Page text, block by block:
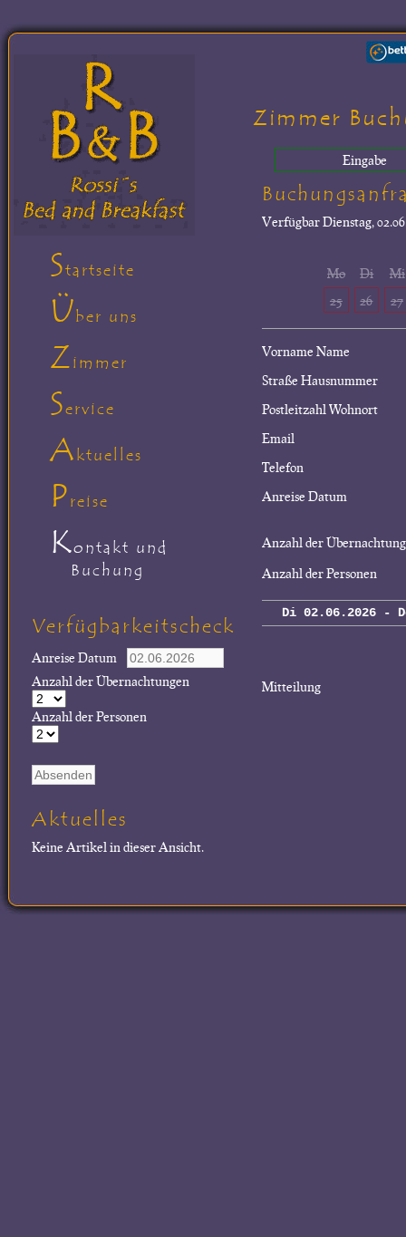
Zimmer
Eingabe
VerfügbarDienstag,
Mo
25
Di
26
Mi
27
Vorname Name
Straße Hausnummer
Postleitzahl Wohnort
Email
Telefon
Anreise Datum
Anzahl der
Anzahl der Personen
Di 02.06.2026 -
Mitteilung
Startseite
Über uns
Zimmer
Service
Aktuelles
Preise
Kontakt und
Buchung
Verfügbarkeitscheck
Anreise Datum
Anzahl der Übernachtungen
Anzahl der Personen
Aktuelles
Keine Artikel in dieser Ansicht.